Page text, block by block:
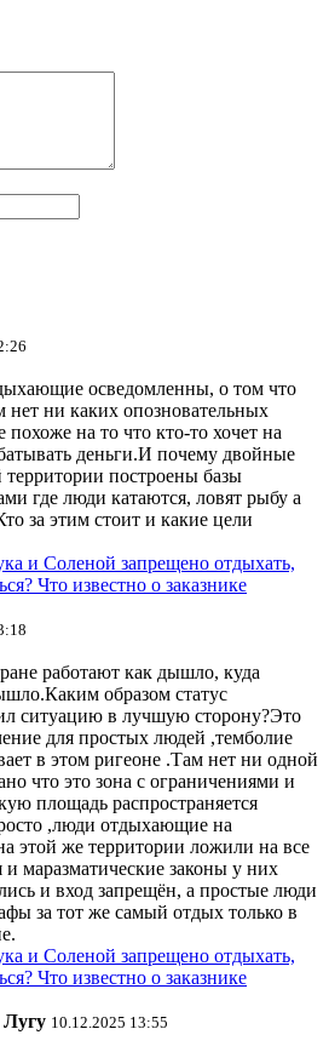
осведомленны, о том что
нет ни каких опозновательных
похоже на то что кто-то хочет на
деньги.И почему двойные
территории построены базы
где люди катаются, ловят рыбу а
за этим стоит и какие цели
и Соленой запрещено отдыхать,
Что известно о заказнике
работают как дышло, куда
образом статус
ситуацию в лучшую сторону?Это
для простых людей ,темболие
в этом ригеоне .Там нет ни одной
что это зона с ограничениями и
площадь распространяется
,люди отдыхающие на
этой же территории ложили на все
и маразматические законы у них
и вход запрещён, а простые люди
за тот же самый отдых только в
и Соленой запрещено отдыхать,
Что известно о заказнике
Лугу 10.12.2025 13:55